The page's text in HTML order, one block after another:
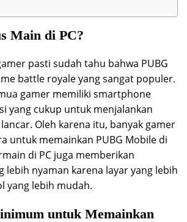
Main di PC?
pasti sudah tahu bahwa PUBG
battle royale yang sangat populer.
gamer memiliki smartphone
yang cukup untuk menjalankan
Oleh karena itu, banyak gamer
untuk memainkan PUBG Mobile di
di PC juga memberikan
lebih nyaman karena layar yang lebih
yang lebih mudah.
untuk Memainkan